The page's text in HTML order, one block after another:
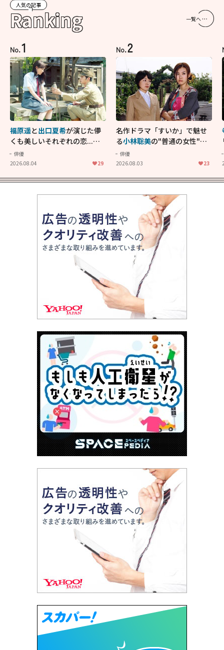
人気の記事
Ranking 一覧へ
No.1
福原遥と出口夏希が演じた儚
くも美しいそれぞれの恋...生
きることの尊さを教えてくれ
た映画「あの花が咲く丘で、
俳優
2026.08.04
29
No.2
名作ドラマ「すいか」で魅せ
る小林聡美の"普通の女性"が
大人に刺さる...映画「かもめ
食堂」にも通じる静かな芝居
俳優
2026.08.03
23